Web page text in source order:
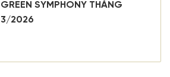
GREEN SYMPHONY THÁNG
3/2026